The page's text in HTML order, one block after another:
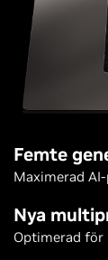
Femte
Maximerad
Nya
Optimerad för